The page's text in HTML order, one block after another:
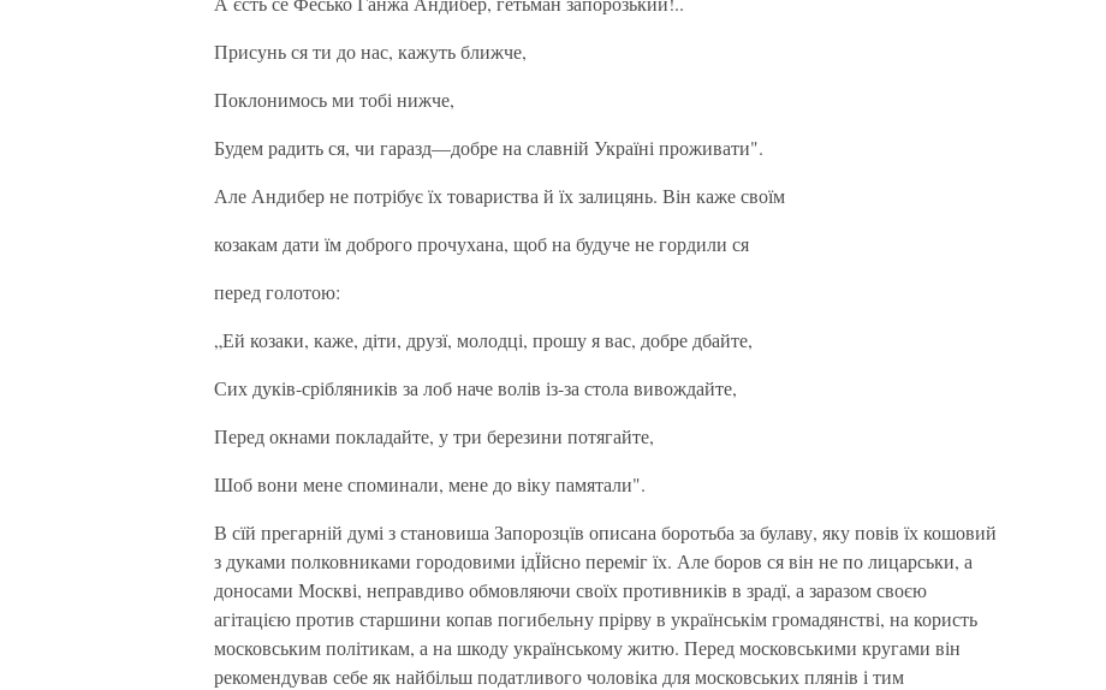
Присунь ся ти до нас, кажуть ближче,
Поклонимось ми тобі нижче,
Будем радить ся, чи гаразд—добре на славній Україні проживати".
Але Андибер не потрібує їх товариства й їх залицянь. Він каже своїм
козакам дати їм доброго прочухана, щоб на будуче не гордили ся
перед голотою:
„Ей козаки, каже, діти, друзї, молодці, прошу я вас, добре дбайте,
Сих дуків-срібляників за лоб наче волів із-за стола вивождайте,
Перед окнами покладайте, у три березини потягайте,
Шоб вони мене споминали, мене до віку памятали".
В сїй прегарній думі з становиша Запорозцїв описана боротьба за булаву, яку повів їх кошовий
з дуками полковниками городовими ідЇйсно переміг їх. Але боров ся він не по лицарськи, а
доносами Москві, неправдиво обмовляючи своїх противників в зрадї, а заразом своєю
агітацією против старшини копав погибельну прірву в українськім громадянстві, на користь
московським політикам, а на шкоду українському житю. Перед московськими кругами він
рекомендував себе як найбільш податливого чоловіка для московських плянів і тим